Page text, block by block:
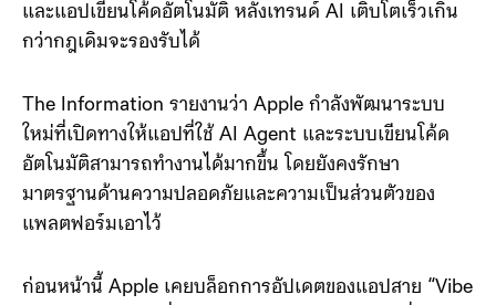
และแอปเขียนโค้ดอัตโนมัติ หลังเทรนด์ AI เติบโตเร็วเกิน
กว่ากฎเดิมจะรองรับได้
The Information รายงานว่า Apple กำลังพัฒนาระบบ
ใหม่ที่เปิดทางให้แอปที่ใช้ AI Agent และระบบเขียนโค้ด
อัตโนมัติสามารถทำงานได้มากขึ้น โดยยังคงรักษา
มาตรฐานด้านความปลอดภัยและความเป็นส่วนตัวของ
แพลตฟอร์มเอาไว้
ก่อนหน้านี้ Apple เคยบล็อกการอัปเดตของแอปสาย “Vibe